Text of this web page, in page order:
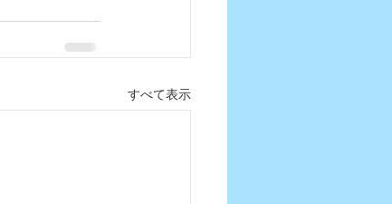
すべて表示